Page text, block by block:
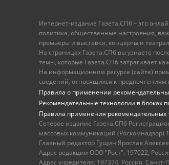
Интернет-издание Газета.СПб – это
политика, общественные настроения,
премьеры и выставки, концерты и
На страницах Газета.СПб вы узнаете
темы, которые Газета.СПб затрагивает
На информационном ресурсе (сайте)
сведений, относящихся к
Правила о применении
Рекомендательные технологии в блоках
Правила применения
Сетевое издание Газета.СПб
массовых коммуникаций (Роскомнадзор)
Главный редактор Гущин Ярослав
Адрес редакции ООО "Рост": 197022,
Адрес учредителя: 197374, Россия,